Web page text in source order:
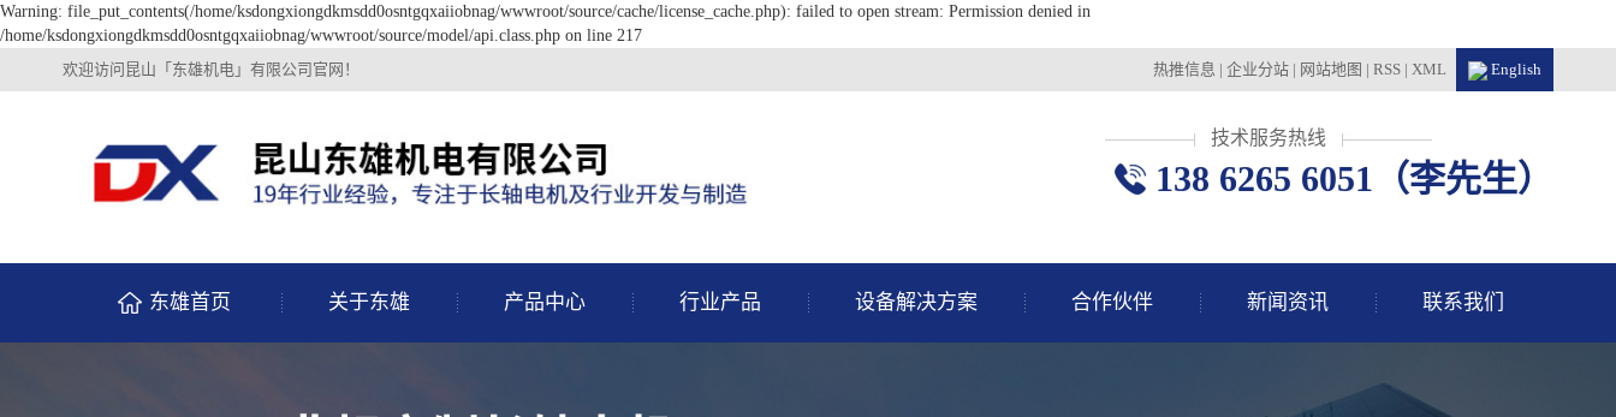
Warning: file_put_contents(/home/ksdongxiongdkmsdd0osntgqxaiiobnag/wwwroot/source/cache/license_cache.php): failed to open stream: Permission denied in
/home/ksdongxiongdkmsdd0osntgqxaiiobnag/wwwroot/source/model/api.class.php on line 217
欢迎访问昆山「东雄机电」有限公司官网！
English
热推信息 | 企业分站 | 网站地图 | RSS | XML
技术服务热线
138 6265 6051（李先生）
东雄首页 关于东雄 产品中心 行业产品 设备解决方案 合作伙伴 新闻资讯 联系我们